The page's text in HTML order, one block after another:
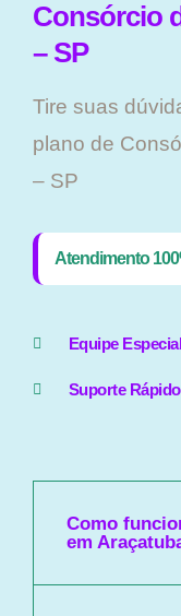
Consórcio
– SP
Tire suas
plano ​de
– SP
Atendimento
Equipe
Suporte
Como
em